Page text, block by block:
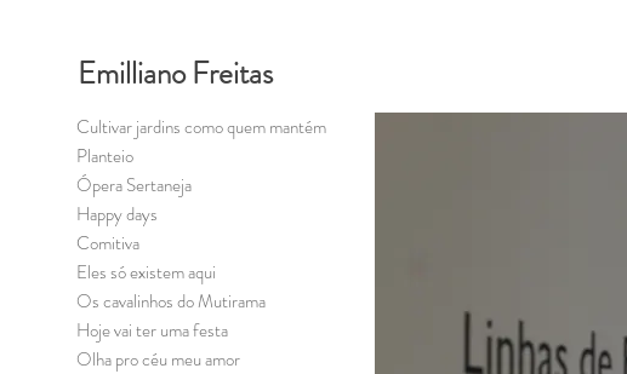
Emilliano Freitas
Cultivar jardins como quem mantém
Planteio
Ópera Sertaneja
Happy days
Comitiva
Eles só existem aqui
Os cavalinhos do Mutirama
Hoje vai ter uma festa
Olha pro céu meu amor